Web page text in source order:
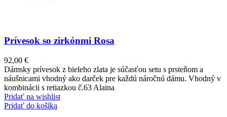
Prívesok so zirkónmi Rosa
92,00 €
Dámsky prívesok z bieleho zlata je súčasťou setu s prsteňom a
náušnicami vhodný ako darček pre každú náročnú dámu. Vhodný v
kombinácii s retiazkou č.63 Alaina
Pridať na wishlist
Pridať do košíka